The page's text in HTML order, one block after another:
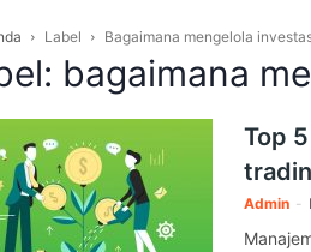
Label Bagaimana mengelola
bagaimana
Top
Admin -